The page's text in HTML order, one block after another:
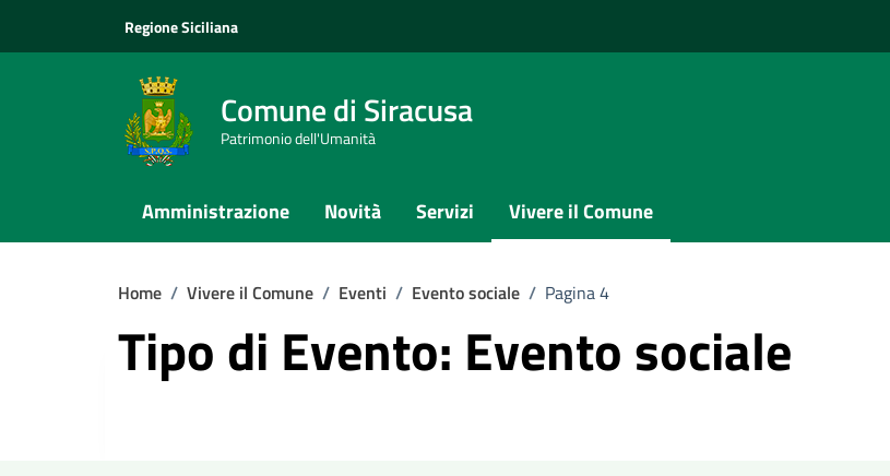
Regione Siciliana
Comune di Siracusa
Patrimonio dell'Umanità
Amministrazione Novità Servizi Vivere il Comune
Home / Vivere il Comune / Eventi / Evento sociale / Pagina 4
Tipo di Evento: Evento sociale